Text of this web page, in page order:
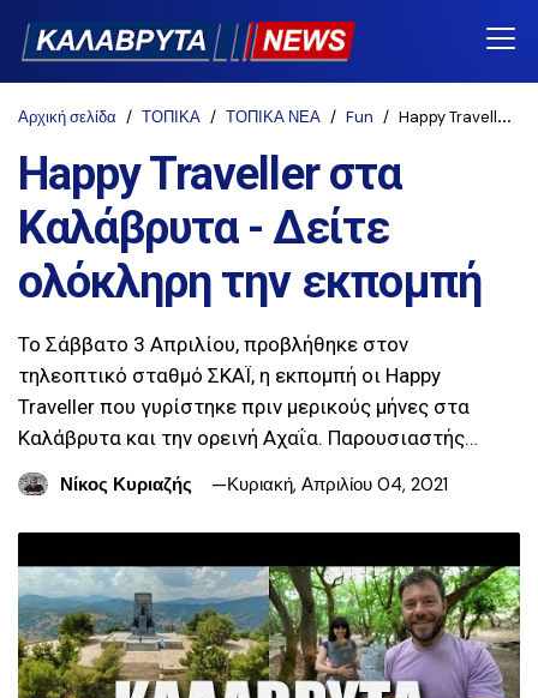
Αρχική σελίδα ΤΟΠΙΚΑ ΤΟΠΙΚΑ ΝΕΑ Fun Happy Traveller στα Καλάβρυτα - Δείτε ολόκληρη την εκπομπή
Happy Traveller στα
Καλάβρυτα - Δείτε
ολόκληρη την εκπομπή
Το Σάββατο 3 Απριλίου, προβλήθηκε στον
τηλεοπτικό σταθμό ΣΚΑΪ, η εκπομπή οι Happy
Traveller που γυρίστηκε πριν μερικούς μήνες στα
Καλάβρυτα και την ορεινή Αχαΐα. Παρουσιαστής…
Νίκος Κυριαζής
Κυριακή, Απριλίου 04, 2021